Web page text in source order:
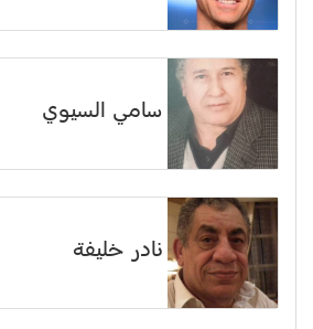
سامي السيوي
نادر خليفة